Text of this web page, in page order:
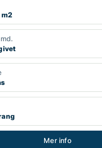
m2
Mer info